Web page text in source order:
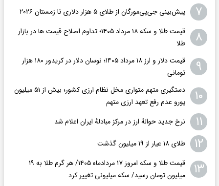
۷ پیش‌بینی جی‌پی‌مورگان از طلای ۵ هزار دلاری تا زمستان ۲۰۲۶
۸
قیمت طلا و سکه ۱۸ مرداد ۱۴۰۵؛ تداوم اصلاح قیمت ها در بازار
طلا
۹
قیمت دلار و ارز ۱۸ مرداد ۱۴۰۵​؛ نوسان دلار در کریدور ۱۸۰ هزار
تومانی
۱۰
دستگیری متهم متواری مخل نظام ارزی کشور؛ بیش از ۵۱ میلیون
یورو عدم رفع تعهد ارزی متهم
۱۱ نرخ جدید حوالهٔ ارز در مرکز مبادلهٔ ایران اعلام شد
۱۲ طلای ۱۸ عیار از ۱۹ میلیون گذشت
۱۳
قیمت طلا و سکه امروز ۱۷ مردادماه ۱۴۰۵/ هر گرم طلا به ۱۹
میلیون تومان رسید/ سکه میلیونی تغییر کرد